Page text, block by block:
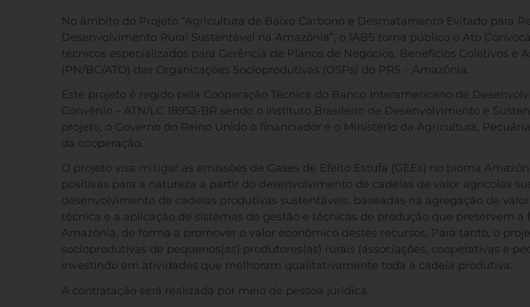
No âmbito do Projeto “Agricultura de Baixo Carbono e Desmatamento Evitado para
Desenvolvimento Rural Sustentável na Amazônia”, o IABS torna público o Ato
técnicos especializados para Gerência de Planos de Negócios, Benefícios Coletivos e
(PN/BC/ATO) das Organizações Socioprodutivas (OSPs) do PRS – Amazônia.
Este projeto é regido pela Cooperação Técnica do Banco Interamericano de
Convênio – ATN/LC 18953-BR sendo o Instituto Brasileiro de Desenvolvimento e
projeto, o Governo do Reino Unido o financiador e o Ministério da Agricultura,
da cooperação.
O projeto visa mitigar as emissões de Gases de Efeito Estufa (GEEs) no bioma
positivas para a natureza a partir do desenvolvimento de cadeias de valor agrícolas
desenvolvimento de cadeias produtivas sustentáveis, baseadas na agregação de
técnica e a aplicação de sistemas de gestão e técnicas de produção que preservem a
Amazônia, de forma a promover o valor econômico destes recursos. Para tanto, o
socioprodutivas de pequenos(as) produtores(as) rurais (associações, cooperativas e
investindo em atividades que melhoram qualitativamente toda a cadeia produtiva.
A contratação será realizada por meio de pessoa jurídica.